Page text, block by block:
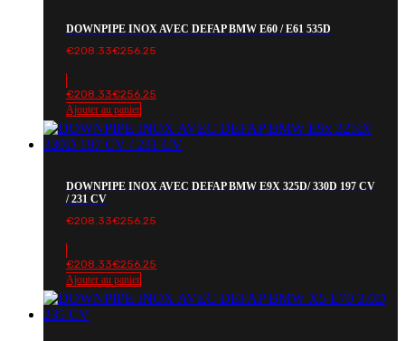
DOWNPIPE INOX AVEC DEFAP BMW E60 / E61 535D
€208.33€256.25
€208.33€256.25
Ajouter au panier
DOWNPIPE INOX AVEC DEFAP BMW E9X 325D/ 330D 197 CV
/ 231 CV
€208.33€256.25
€208.33€256.25
Ajouter au panier